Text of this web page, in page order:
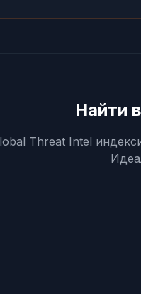
Найти
Threat Intel